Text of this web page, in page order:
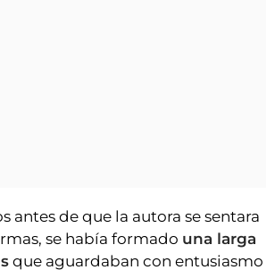
antes de que la autora se sentara
se había formado una larga
que aguardaban con entusiasmo